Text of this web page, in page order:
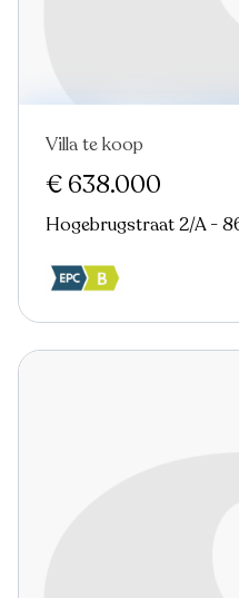
Nieuw
Villa te koop
€ 638.000
Hogebrugstraat 2/A -